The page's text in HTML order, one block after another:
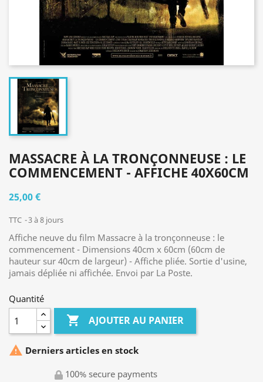
MASSACRE À LA TRONÇONNEUSE : LE
COMMENCEMENT - AFFICHE 40X60CM
25,00 €
TTC 3 à 8 jours
Affiche neuve du film Massacre à la tronçonneuse : le
commencement - Dimensions 40cm x 60cm (60cm de
hauteur sur 40cm de largeur) - Affiche pliée. Sortie d'usine,
jamais dépliée ni affichée. Envoi par La Poste.
Quantité
 AJOUTER AU PANIER
 Derniers articles en stock
100% secure payments